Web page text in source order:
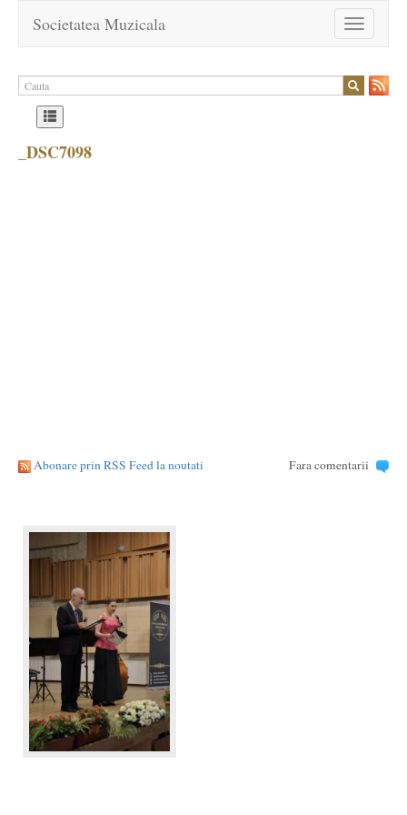
Toggle
navigation
Societatea Muzicala
_DSC7098
Abonare prin RSS Feed la noutati Fara comentarii